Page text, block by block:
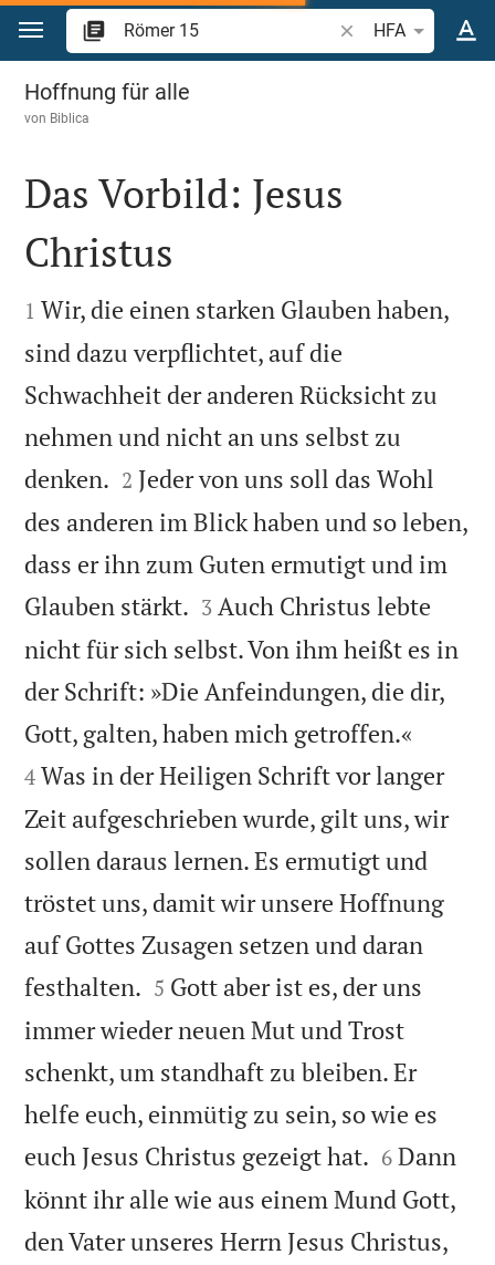
Zum Inhalt springen
Bibelstelle oder
HFA
Römer 15
Hoffnung für alle
von Biblica

Das Vorbild: Jesus
Christus

1 Wir, die einen starken Glauben haben,
sind dazu verpflichtet, auf die
Schwachheit der anderen Rücksicht zu
nehmen und nicht an uns selbst zu
denken. 

2 Jeder von uns soll das Wohl
des anderen im Blick haben und so leben,
dass er ihn zum Guten ermutigt und im
Glauben stärkt. 

3 Auch Christus lebte
nicht für sich selbst. Von ihm heißt es in
der Schrift: »Die Anfeindungen, die dir,
Gott, galten, haben mich getroffen.«
4 Was in der Heiligen Schrift vor langer
Zeit aufgeschrieben wurde, gilt uns, wir
sollen daraus lernen. Es ermutigt und
tröstet uns, damit wir unsere Hoffnung
auf Gottes Zusagen setzen und daran
festhalten. 

5 Gott aber ist es, der uns
immer wieder neuen Mut und Trost
schenkt, um standhaft zu bleiben. Er
helfe euch, einmütig zu sein, so wie es
euch Jesus Christus gezeigt hat. 

6 Dann
könnt ihr alle wie aus einem Mund Gott,
den Vater unseres Herrn Jesus Christus,